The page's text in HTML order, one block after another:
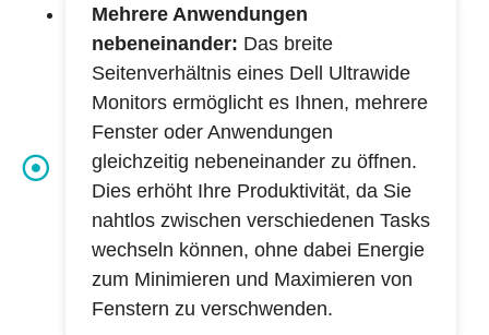
Mehrere Anwendungen
nebeneinander: Das breite
Seitenverhältnis eines Dell Ultrawide
Monitors ermöglicht es Ihnen, mehrere
Fenster oder Anwendungen
gleichzeitig nebeneinander zu öffnen.
Dies erhöht Ihre Produktivität, da Sie
nahtlos zwischen verschiedenen Tasks
wechseln können, ohne dabei Energie
zum Minimieren und Maximieren von
Fenstern zu verschwenden.